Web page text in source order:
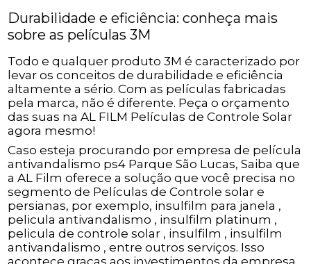
Durabilidade e eficiência: conheça mais
sobre as películas 3M
Todo e qualquer produto 3M é caracterizado por
levar os conceitos de durabilidade e eficiência
altamente a sério. Com as películas fabricadas
pela marca, não é diferente. Peça o orçamento
das suas na AL FILM Películas de Controle Solar
agora mesmo!
Caso esteja procurando por empresa de película
antivandalismo ps4 Parque São Lucas, Saiba que
a AL Film oferece a solução que você precisa no
segmento de Películas de Controle solar e
persianas, por exemplo, insulfilm para janela ,
pelicula antivandalismo , insulfilm platinum ,
pelicula de controle solar , insulfilm , insulfilm
antivandalismo , entre outros serviços. Isso